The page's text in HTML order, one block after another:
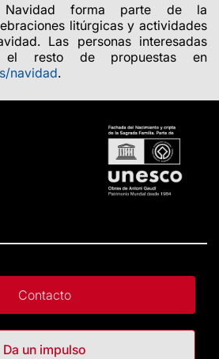
forma parte de la
litúrgicas y actividades
Las personas interesadas
el resto de propuestas en
navidad.
Contacto
Da un impulso